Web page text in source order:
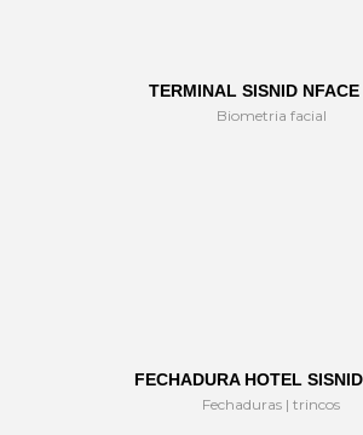
TERMINAL SISNID
Biometria facial
FECHADURA HOTEL
Fechaduras | trincos